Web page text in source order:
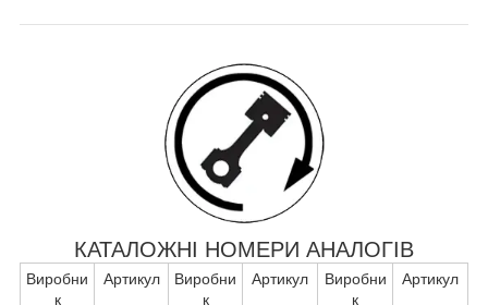
КАТАЛОЖНІ НОМЕРИ АНАЛОГІВ
Виробни
к
Артикул
Виробни
к
Артикул
Виробни
к
Артикул